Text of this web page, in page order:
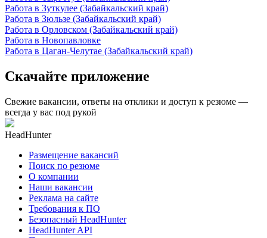
Работа в Зуткулее (Забайкальский край)
Работа в Зюльзе (Забайкальский край)
Работа в Орловском (Забайкальский край)
Работа в Новопавловке
Работа в Цаган-Челутае (Забайкальский край)
Скачайте приложение
Свежие вакансии, ответы на отклики и доступ к резюме —
всегда у вас под рукой
HeadHunter
Размещение вакансий
Поиск по резюме
О компании
Наши вакансии
Реклама на сайте
Требования к ПО
Безопасный HeadHunter
HeadHunter API